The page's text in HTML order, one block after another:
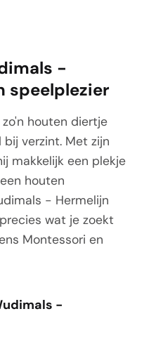
-
speelplezier
houten diertje
verzint. Met zijn
makkelijk een plekje
houten
- Hermelijn
wat je zoekt
Montessori en
-